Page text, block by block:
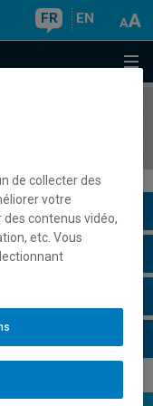
FR EN
de collecter des
votre
contenus vidéo,
etc. Vous